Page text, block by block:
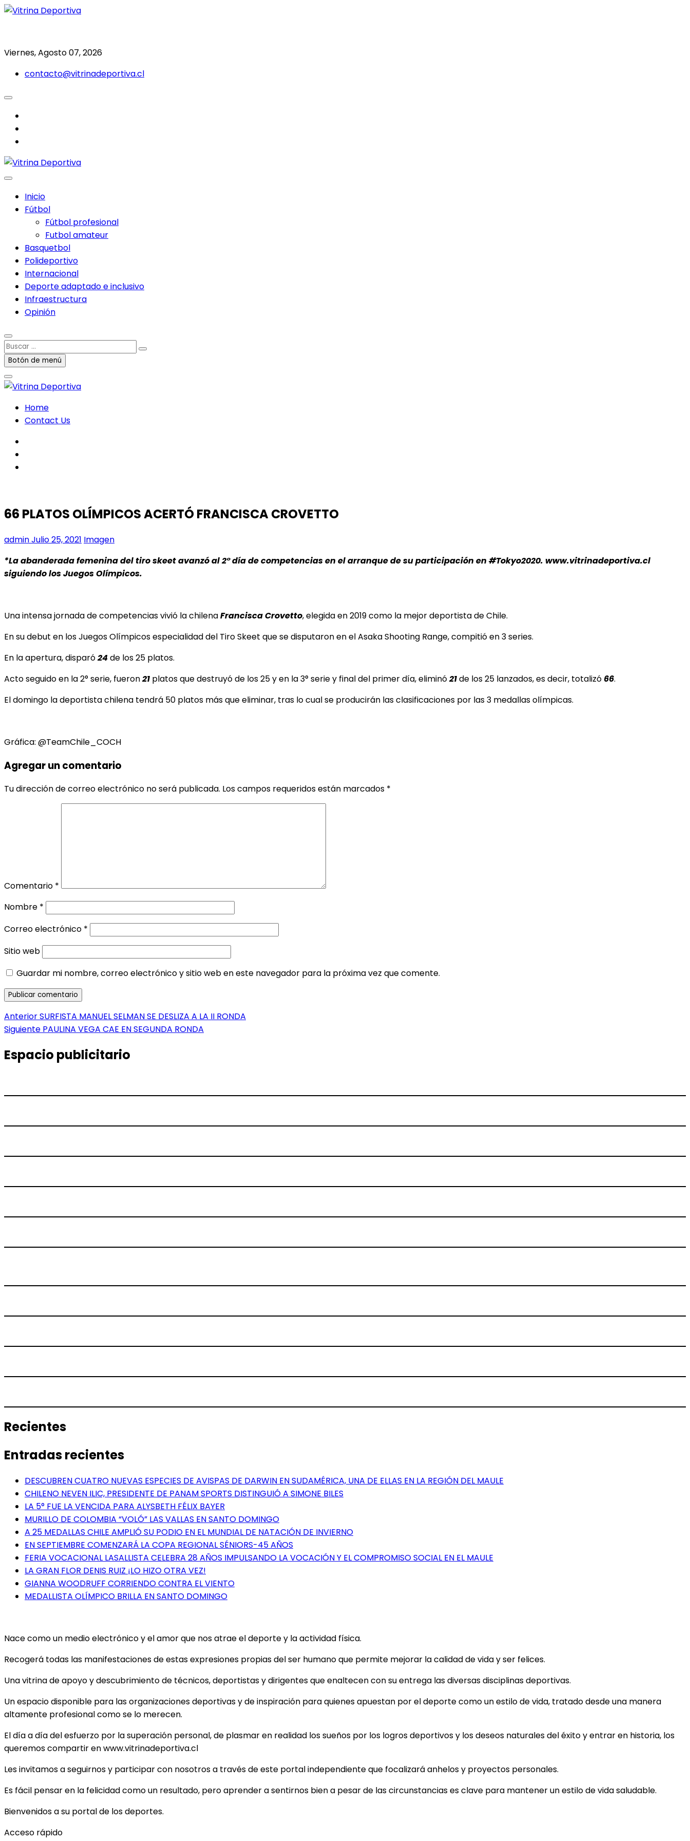
Saltar
Viernes, Agosto 07, 2026
contacto@vitrinadeportiva.cl
Inicio
Fútbol
Fútbol profesional
Futbol amateur
Basquetbol
Polideportivo
Internacional
Deporte adaptado e inclusivo
Infraestructura
Opinión
Buscar
…Botón de menú
Home
Contact Us
66 PLATOS OLÍMPICOS ACERTÓ FRANCISCA CROVETTO
adminJulio 25, 2021 Imagen
*La abanderada femenina del tiro skeet avanzó al 2° día de competencias en el arranque de su participación en #Tokyo2020. www.vitrinadeportiva.cl
siguiendo los Juegos Olímpicos.
Una intensa jornada de competencias vivió la chilenaFrancisca Crovetto, elegida en 2019 como la mejor deportista de Chile.
En su debut en los Juegos Olímpicos especialidad del Tiro Skeet que se disputaron en el Asaka Shooting Range, compitió en 3 series.
En la apertura, disparó24 de los 25 platos.
Acto seguido en la 2° serie, fueron21 platos que destruyó de los 25 y en la 3° serie y final del primer día, eliminó21de los 25 lanzados, es decir, totalizó 66.
El domingo la deportista chilena tendrá 50 platos más que eliminar, tras lo cual se producirán las clasificaciones por las 3 medallas olímpicas.
Gráfica: @TeamChile_COCH
Agregar un comentario
Tu dirección de correo electrónico no será publicada. Los campos requeridos están marcados *
Comentario *
Nombre *
Correo electrónico *
Sitio web
Guardar mi nombre, correo electrónico y sitio web en este navegador para la próxima vez que comente.
Navegación
de
entradas
AnteriorEntrada
anterior:
SURFISTA MANUEL SELMAN SE DESLIZA A LA II RONDA
Siguiente Entrada
PAULINA VEGA CAE EN SEGUNDA RONDA
Espacio publicitario
Recientes
Entradas recientes
DESCUBREN CUATRO NUEVAS ESPECIES DE AVISPAS DE DARWIN EN SUDAMÉRICA, UNA DE ELLAS EN LA REGIÓN DEL MAULE
CHILENO NEVEN ILIC, PRESIDENTE DE PANAM SPORTS DISTINGUIÓ A SIMONE BILES
LA 5° FUE LA VENCIDA PARA ALYSBETH FÉLIX BAYER
MURILLO DE COLOMBIA “VOLÓ” LAS VALLAS EN SANTO DOMINGO
A 25 MEDALLAS CHILE AMPLIÓ SU PODIO EN EL MUNDIAL DE NATACIÓN DE INVIERNO
EN SEPTIEMBRE COMENZARÁ LA COPA REGIONAL SÉNIORS-45 AÑOS
FERIA VOCACIONAL LASALLISTA CELEBRA 28 AÑOS IMPULSANDO LA VOCACIÓN Y EL COMPROMISO SOCIAL EN EL MAULE
LA GRAN FLOR DENIS RUIZ ¡LO HIZO OTRA VEZ!
GIANNA WOODRUFF CORRIENDO CONTRA EL VIENTO
MEDALLISTA OLÍMPICO BRILLA EN SANTO DOMINGO
Nace como un medio electrónico y el amor que nos atrae el deporte y la actividad física.
Recogerá todas las manifestaciones de estas expresiones propias del ser humano que permite mejorar la calidad de vida y ser felices.
Una vitrina de apoyo y descubrimiento de técnicos, deportistas y dirigentes que enaltecen con su entrega las diversas disciplinas deportivas.
Un espacio disponible para las organizaciones deportivas y de inspiración para quienes apuestan por el deporte como un estilo de vida, tratado desde una manera
altamente profesional como se lo merecen.
El día a día del esfuerzo por la superación personal, de plasmar en realidad los sueños por los logros deportivos y los deseos naturales del éxito y entrar en historia, los
queremos compartir en www.vitrinadeportiva.cl
Les invitamos a seguirnos y participar con nosotros a través de este portal independiente que focalizará anhelos y proyectos personales.
Es fácil pensar en la felicidad como un resultado, pero aprender a sentirnos bien a pesar de las circunstancias es clave para mantener un estilo de vida saludable.
Bienvenidos a su portal de los deportes.
Acceso rápido